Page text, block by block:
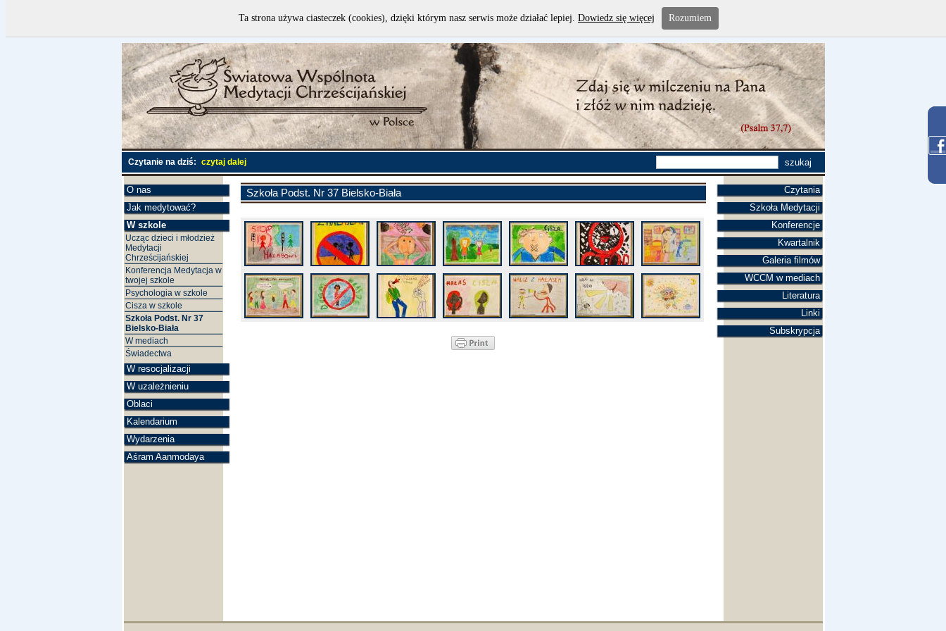
Czytanie na dziś: czytaj dalej
O nas
Jak medytować?
W szkole
Ucząc dzieci i młodzież
Medytacji
Chrześcijańskiej
Konferencja Medytacja w
twojej szkole
Psychologia w szkole
Cisza w szkole
Szkoła Podst. Nr 37
Bielsko-Biała
W mediach
Świadectwa
W resocjalizacji
W uzależnieniu
Oblaci
Kalendarium
Wydarzenia
Aśram Aanmodaya
Czytania
Szkoła Medytacji
Konferencje
Kwartalnik
Galeria filmów
WCCM w mediach
Literatura
Linki
Subskrypcja
Szkoła Podst. Nr 37 Bielsko-Biała
Ta strona używa ciasteczek (cookies), dzięki którym nasz serwis może działać lepiej. Dowiedz się więcej Rozumiem